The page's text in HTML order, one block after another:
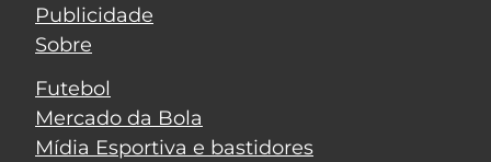
Publicidade
Sobre
Futebol
Mercado da Bola
Mídia Esportiva e bastidores